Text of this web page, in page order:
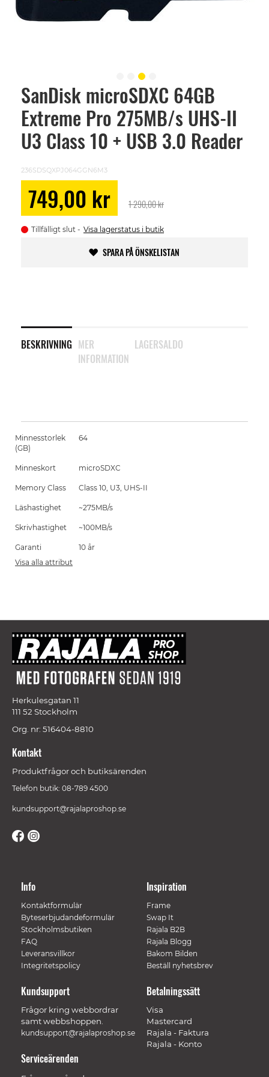
SanDisk microSDXC 64GB
Extreme Pro 275MB/s UHS-II
U3 Class 10 + USB 3.0 Reader
236SDSQXPJ064GGN6M3
Price
749,00 kr 1 290,00 kr
Tillfälligt slut Visa lagerstatus i butik
SPARA PÅ ÖNSKELISTAN
BESKRIVNING MER
INFORMATION
LAGERSALDO
Skip
beginning
images
Minnesstorlek
(GB)
64
Minneskort microSDXC
Memory Class Class 10, U3, UHS-II
Läshastighet ~275MB/s
Skrivhastighet ~100MB/s
Garanti
10 år
Visa alla attribut
Herkulesgatan 11
111 52 Stockholm
Org. nr: 516404-8810
Kontakt
Produktfrågor och butiksärenden
Telefon butik: 08-789 4500
kundsupport@rajalaproshop.se
Info
Kontaktformulär
Byteserbjudandeformulär
Stockholmsbutiken
FAQ
Leveransvillkor
Integritetspolicy
Inspiration
Frame
Swap It
Rajala B2B
Rajala Blogg
Bakom Bilden
Beställ nyhetsbrev
Betalningssätt
Visa
Mastercard
Rajala - Faktura
Rajala - Konto
Kundsupport
Frågor kring webbordrar
samt webbshoppen.
kundsupport@rajalaproshop.se
Serviceärenden